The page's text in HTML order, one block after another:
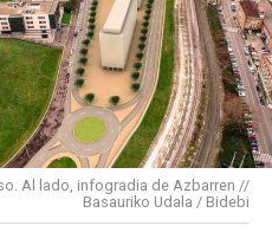
las personas.
estos tres años han dado
destacaría el
huertos urbanos,la
de Actuación Energética,
y la instalación de
Al lado, infogradia de Azbarren //
Basauriko Udala / Bidebi